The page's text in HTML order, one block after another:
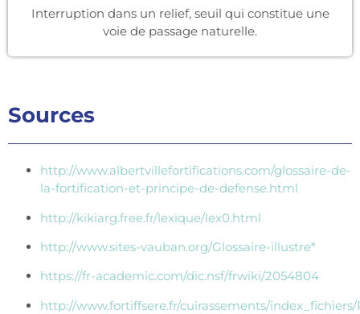
Interruption dans un relief, seuil qui constitue une
voie de passage naturelle.
Sources
http://www.albertvillefortifications.com/glossaire-de-
la-fortification-et-principe-de-defense.html
http://kikiarg.free.fr/lexique/lex0.html
http://www.sites-vauban.org/Glossaire-illustre*
https://fr-academic.com/dic.nsf/frwiki/2054804
http://www.fortiffsere.fr/cuirassements/index_fichiers/